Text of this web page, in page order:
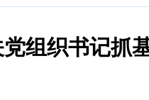
组织书记抓